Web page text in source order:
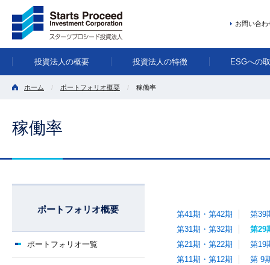
お問い合わ
投資法人の概要 投資法人の特徴 ESGへの
ホーム ポートフォリオ概要 稼働率
稼働率
第41期・第42期
第39
第31期・第32期
第29
第21期・第22期
第19
第11期・第12期
第 9
ポートフォリオ概要
ポートフォリオ一覧